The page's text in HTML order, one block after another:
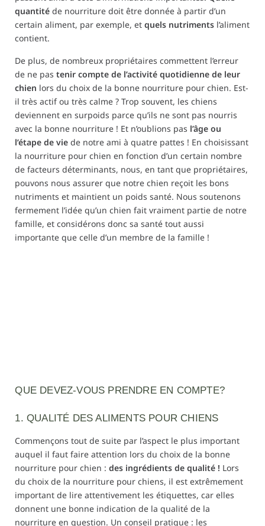
quantité de nourriture doit être donnée à partir d’un
certain aliment, par exemple, etquels nutriments l’aliment
contient.
De plus, de nombreux propriétaires commettent l’erreur
de ne pastenir compte de l’activité quotidienne de leur
chien lors du choix de la bonne nourriture pour chien. Est-
il très actif ou très calme ? Trop souvent, les chiens
deviennent en surpoids parce qu’ils ne sont pas nourris
avec la bonne nourriture ! Et n’oublions pas l’âge ou
l’étape de vie de notre ami à quatre pattes ! En choisissant
la nourriture pour chien en fonction d’un certain nombre
de facteurs déterminants, nous, en tant que propriétaires,
pouvons nous assurer que notre chien reçoit les bons
nutriments et maintient un poids santé. Nous soutenons
fermement l’idée qu’un chien fait vraiment partie de notre
famille, et considérons donc sa santé tout aussi
importante que celle d’un membre de la famille !
QUE DEVEZ-VOUS PRENDRE EN COMPTE?
1. QUALITÉ DES ALIMENTS POUR CHIENS
Commençons tout de suite par l’aspect le plus important
auquel il faut faire attention lors du choix de la bonne
nourriture pour chien :des ingrédients de qualité ! Lors
du choix de la nourriture pour chiens, il est extrêmement
important de lire attentivement les étiquettes, car elles
donnent une bonne indication de la qualité de la
nourriture en question. Un conseil pratique : les